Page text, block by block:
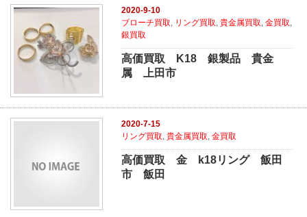
2020-9-10
ブローチ買取, リング買取,貴金属買取,金買取,
銀買取
高価買取 K18 銀製品 貴金
属 上田市
2020-7-15
リング買取 ,貴金属買取 ,金買取
高価買取 金 k18リング 飯田
市 飯田